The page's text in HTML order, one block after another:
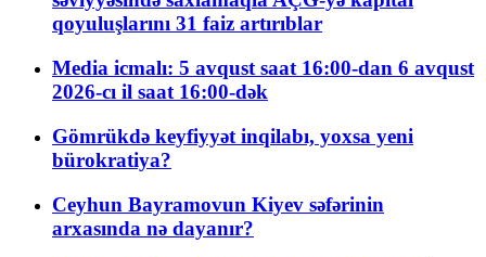
qoyuluşlarını 31 faiz artırıblar
Media icmalı: 5 avqust saat 16:00-dan 6 avqust
2026-cı il saat 16:00-dək
Gömrükdə keyfiyyət inqilabı, yoxsa yeni
bürokratiya?
Ceyhun Bayramovun Kiyev səfərinin
arxasında nə dayanır?